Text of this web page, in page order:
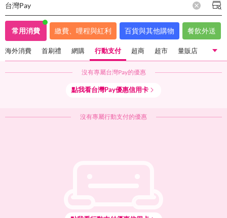
台灣Pay
常用消費 繳費、哩程與紅利 百貨與其他購物 餐飲外送
國內一般消費 海外消費 首刷禮 網購 行動支付
量販店
海外消費 首刷禮 網購 行動支付 超商 超市 量販店
沒有專屬台灣Pay的優惠
點我看台灣Pay優惠信用卡
沒有專屬行動支付的優惠